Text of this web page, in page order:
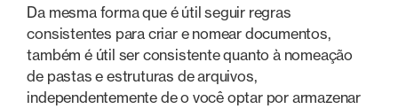
Da mesma forma que é útil seguir regras
consistentes para criar e nomear documentos,
também é útil ser consistente quanto à nomeação
de pastas e estruturas de arquivos,
independentemente de o você optar por armazenar